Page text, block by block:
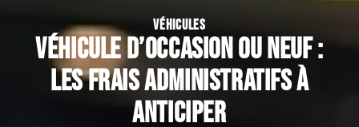
VÉHICULES
Véhicule d’occasion ou neuf :
les frais administratifs à
anticiper